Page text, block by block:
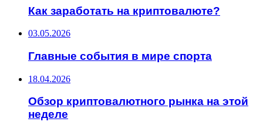
Как заработать на криптовалюте?
03.05.2026
Главные события в мире спорта
18.04.2026
Обзор криптовалютного рынка на этой
неделе